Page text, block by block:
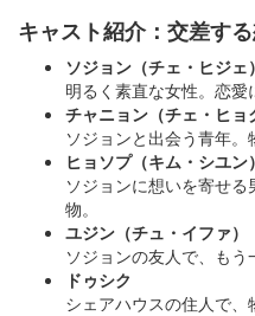
キャスト紹介：交差す
ソジョン（チェ・ヒジェ）
明るく素直な女性。恋愛
チャニョン（チェ・ヒョ
ソジョンと出会う青年。
ヒョソプ（キム・シユン）
ソジョンに想いを寄せ
物。
ユジン（チュ・イファ）
ソジョンの友人で、もう
ドゥシク
シェアハウスの住人で、